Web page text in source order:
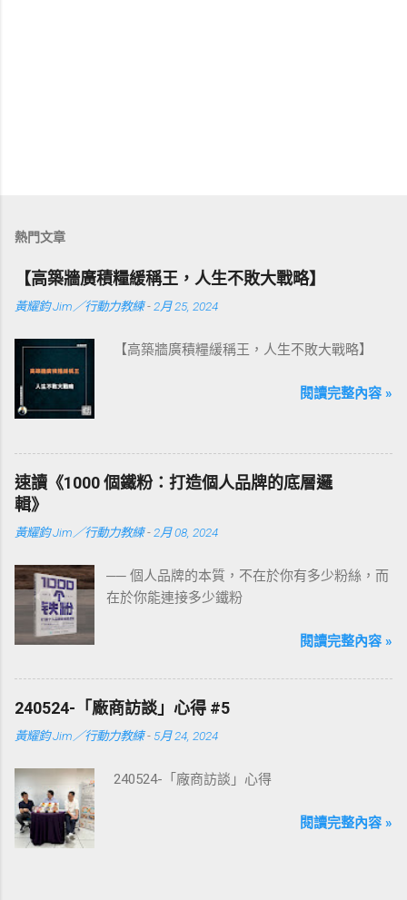
熱門文章
【高築牆廣積糧緩稱王，人生不敗大戰略】
黃耀鈞 Jim／行動力教練 -2月 25, 2024
【高築牆廣積糧緩稱王，人生不敗大戰略】
閱讀完整內容 »
速讀《1000 個鐵粉：打造個人品牌的底層邏
輯》
黃耀鈞 Jim／行動力教練 - 2月 08, 2024
── 個人品牌的本質，不在於你有多少粉絲，而
在於你能連接多少鐵粉
閱讀完整內容 »
240524-「廠商訪談」心得 #5
黃耀鈞 Jim／行動力教練 - 5月 24, 2024
240524-「廠商訪談」心得
閱讀完整內容 »